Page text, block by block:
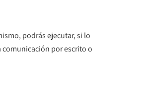
podrás ejecutar, si lo
por escrito o